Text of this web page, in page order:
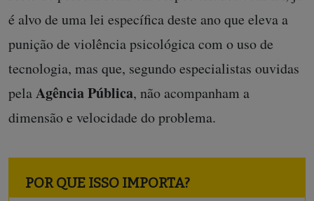
é alvo de uma lei específica deste ano que eleva a
punição de violência psicológica com o uso de
tecnologia, mas que, segundo especialistas ouvidas
pelaAgência Pública, não acompanham a
dimensão e velocidade do problema.
POR QUE ISSO IMPORTA?